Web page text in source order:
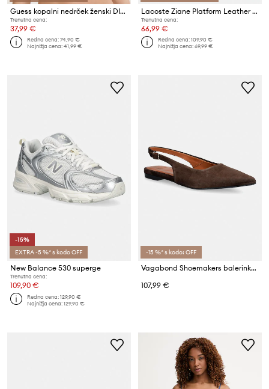
Guess kopalni nedrček ženski DIANE
Trenutna cena:
37,99 €
Redna cena:74,90 €
Najnižja cena:41,99 €
Lacoste Ziane Platform Leather Sneakers superge ženske
Trenutna cena:
66,99 €
Redna cena:109,90 €
Najnižja cena:69,99 €
-15%
EXTRA -5 %* s kodo OFF
New Balance 530 superge
Trenutna cena:
109,90 €
Redna cena:129,90 €
Najnižja cena:129,90 €
-15 %* s kodo: OFF
Vagabond Shoemakers balerinke semišaste HERMINE
107,99 €